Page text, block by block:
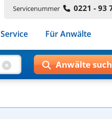
Servicenummer 0221 - 93
Service Für Anwälte